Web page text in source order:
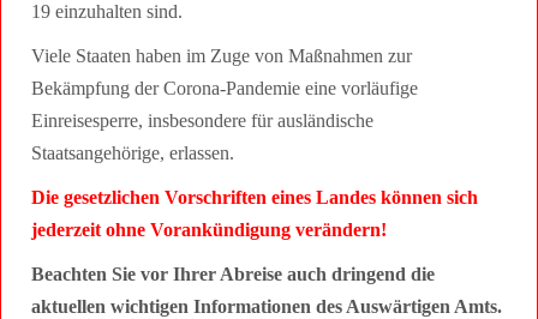
19 einzuhalten sind.
Viele Staaten haben im Zuge von Maßnahmen zur
Bekämpfung der Corona-Pandemie eine vorläufige
Einreisesperre, insbesondere für ausländische
Staatsangehörige, erlassen.
Die gesetzlichen Vorschriften eines Landes können sich
jederzeit ohne Vorankündigung verändern!
Beachten Sie vor Ihrer Abreise auch dringend die
aktuellen wichtigen Informationen des Auswärtigen Amts.